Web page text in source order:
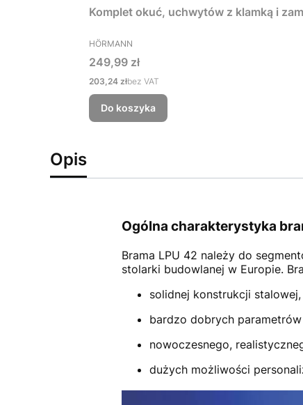
Komplet okuć, uchwytów z klamką i
PRODUCENT
HÖRMANN
Cena
249,99 zł
Cena
203,24 złbez VAT
Do koszyka
Opis
Ogólna charakterystyka
Brama LPU 42 należy do
stolarki budowlanej w Europie.
solidnej konstrukcji stalowej,
bardzo dobrych
nowoczesnego,
dużych możliwości